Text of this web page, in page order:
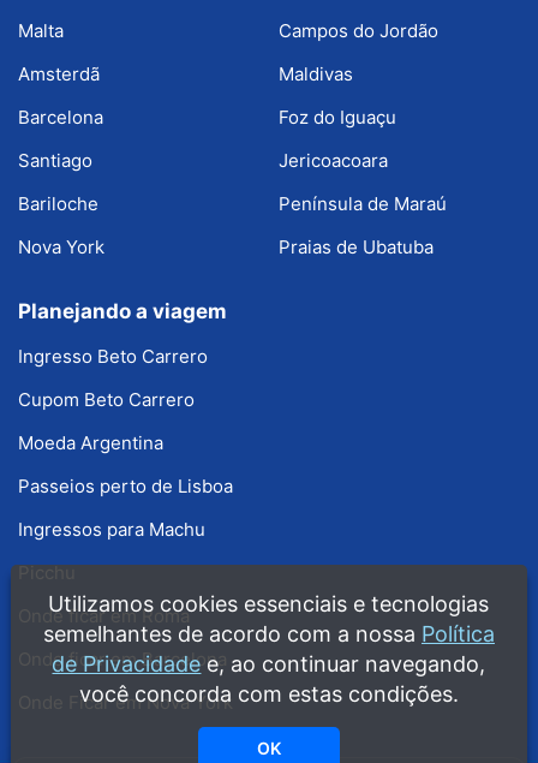
Malta
Amsterdã
Barcelona
Santiago
Bariloche
Nova York
Campos do Jordão
Maldivas
Foz do Iguaçu
Jericoacoara
Península de Maraú
Praias de Ubatuba
Planejando a viagem
Ingresso Beto Carrero
Cupom Beto Carrero
Moeda Argentina
Passeios perto de Lisboa
Ingressos para Machu
Picchu
Onde ficar em Roma
Onde ficar em Barcelona
Onde Ficar em Nova York
Utilizamos cookies essenciais e tecnologias
semelhantes de acordo com a nossa Política
de Privacidade e, ao continuar navegando,
você concorda com estas condições.
OK